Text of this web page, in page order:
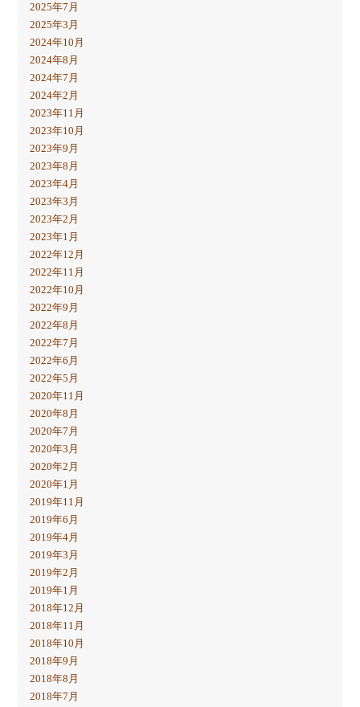
2025年7月
2025年3月
2024年10月
2024年8月
2024年7月
2024年2月
2023年11月
2023年10月
2023年9月
2023年8月
2023年4月
2023年3月
2023年2月
2023年1月
2022年12月
2022年11月
2022年10月
2022年9月
2022年8月
2022年7月
2022年6月
2022年5月
2020年11月
2020年8月
2020年7月
2020年3月
2020年2月
2020年1月
2019年11月
2019年6月
2019年4月
2019年3月
2019年2月
2019年1月
2018年12月
2018年11月
2018年10月
2018年9月
2018年8月
2018年7月